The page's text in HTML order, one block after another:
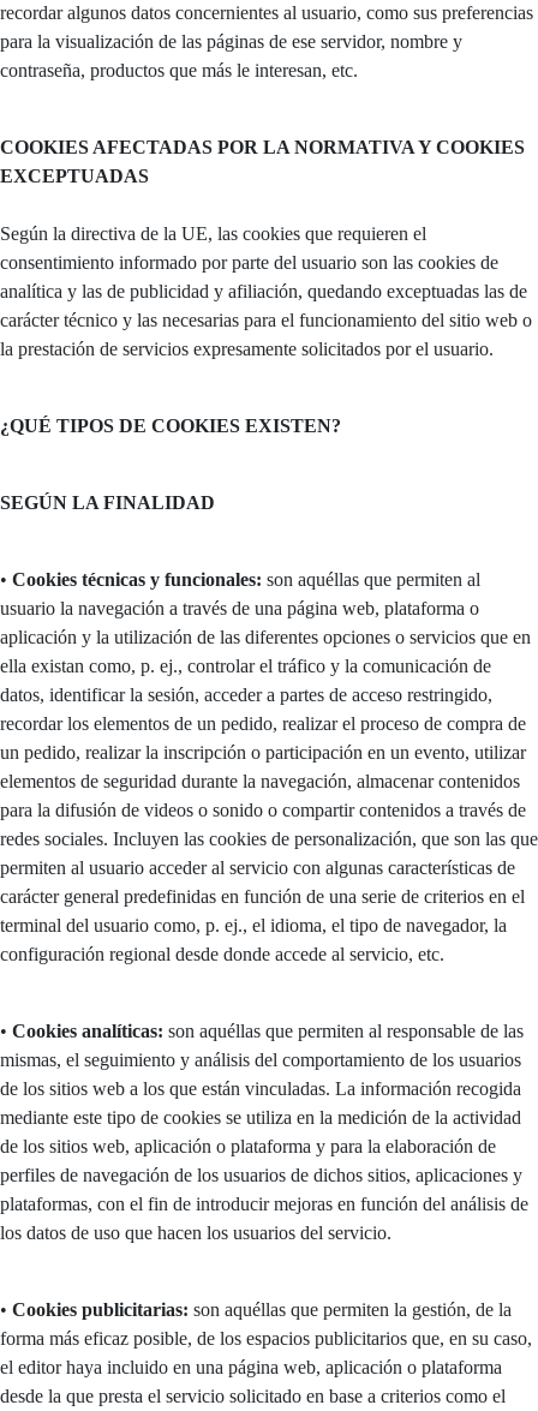
recordar algunos datos concernientes al usuario, como sus preferencias
para la visualización de las páginas de ese servidor, nombre y
contraseña, productos que más le interesan, etc.
COOKIES AFECTADAS POR LA NORMATIVA Y COOKIES
EXCEPTUADAS
Según la directiva de la UE, las cookies que requieren el
consentimiento informado por parte del usuario son las cookies de
analítica y las de publicidad y afiliación, quedando exceptuadas las de
carácter técnico y las necesarias para el funcionamiento del sitio web o
la prestación de servicios expresamente solicitados por el usuario.
¿QUÉ TIPOS DE COOKIES EXISTEN?
SEGÚN LA FINALIDAD
• Cookies técnicas y funcionales: son aquéllas que permiten al
usuario la navegación a través de una página web, plataforma o
aplicación y la utilización de las diferentes opciones o servicios que en
ella existan como, p. ej., controlar el tráfico y la comunicación de
datos, identificar la sesión, acceder a partes de acceso restringido,
recordar los elementos de un pedido, realizar el proceso de compra de
un pedido, realizar la inscripción o participación en un evento, utilizar
elementos de seguridad durante la navegación, almacenar contenidos
para la difusión de videos o sonido o compartir contenidos a través de
redes sociales. Incluyen las cookies de personalización, que son las que
permiten al usuario acceder al servicio con algunas características de
carácter general predefinidas en función de una serie de criterios en el
terminal del usuario como, p. ej., el idioma, el tipo de navegador, la
configuración regional desde donde accede al servicio, etc.
• Cookies analíticas: son aquéllas que permiten al responsable de las
mismas, el seguimiento y análisis del comportamiento de los usuarios
de los sitios web a los que están vinculadas. La información recogida
mediante este tipo de cookies se utiliza en la medición de la actividad
de los sitios web, aplicación o plataforma y para la elaboración de
perfiles de navegación de los usuarios de dichos sitios, aplicaciones y
plataformas, con el fin de introducir mejoras en función del análisis de
los datos de uso que hacen los usuarios del servicio.
• Cookies publicitarias: son aquéllas que permiten la gestión, de la
forma más eficaz posible, de los espacios publicitarios que, en su caso,
el editor haya incluido en una página web, aplicación o plataforma
desde la que presta el servicio solicitado en base a criterios como el